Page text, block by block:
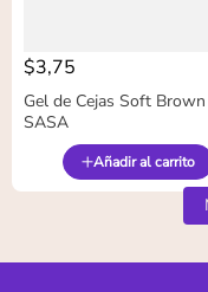
$3,75
Gel de Cejas Soft
SASA
Añadir al carrito